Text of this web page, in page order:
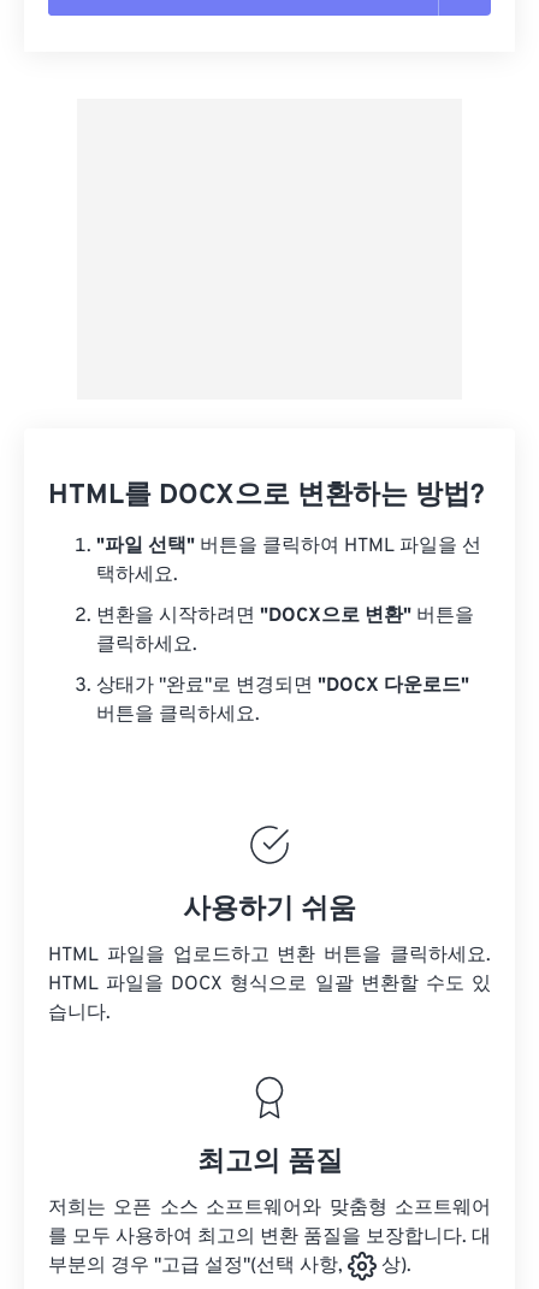
HTML를 DOCX으로 변환하는 방법?
"파일 선택" 버튼을 클릭하여 HTML 파일을 선
택하세요.
변환을 시작하려면 "DOCX으로 변환" 버튼을
클릭하세요.
상태가 "완료"로 변경되면 "DOCX 다운로드"
버튼을 클릭하세요.
사용하기 쉬움
HTML 파일을 업로드하고 변환 버튼을 클릭하세요.
HTML 파일을 DOCX 형식으로 일괄 변환할 수도 있
습니다.
최고의 품질
저희는 오픈 소스 소프트웨어와 맞춤형 소프트웨어
를 모두 사용하여 최고의 변환 품질을 보장합니다. 대
부분의 경우 "고급 설정"(선택 사항,
상).